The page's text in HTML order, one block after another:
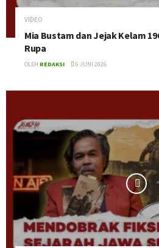
VIDEO
Mia Bustam dan Jejak Kelam
Rupa
OLEH REDAKSI 6 JUNI 2026